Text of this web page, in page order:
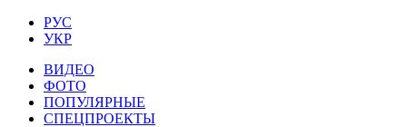
РУС
УКР
ВИДЕО
ФОТО
ПОПУЛЯРНЫЕ
СПЕЦПРОЕКТЫ